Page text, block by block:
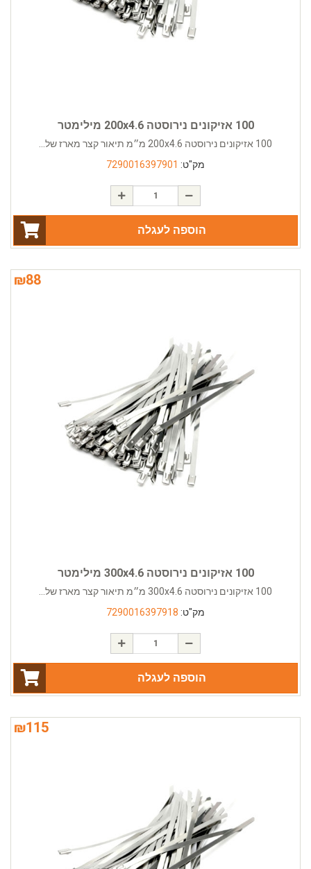
100 אזיקונים נירוסטה 200x4.6 מילימטר
100 אזיקונים נירוסטה 200x4.6 מ״מ תיאור קצר מארז של...
מק"ט: 7290016397901
הוספה לעגלה
₪88
100 אזיקונים נירוסטה 300x4.6 מילימטר
100 אזיקונים נירוסטה 300x4.6 מ״מ תיאור קצר מארז של...
מק"ט: 7290016397918
הוספה לעגלה
₪115